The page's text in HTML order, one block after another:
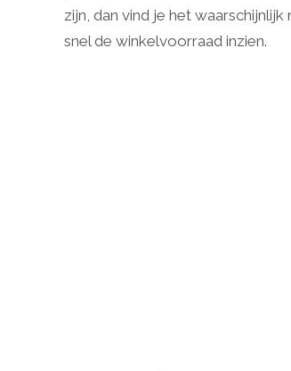
zijn, dan vind je het
snel de winkelvoorraad inzien.